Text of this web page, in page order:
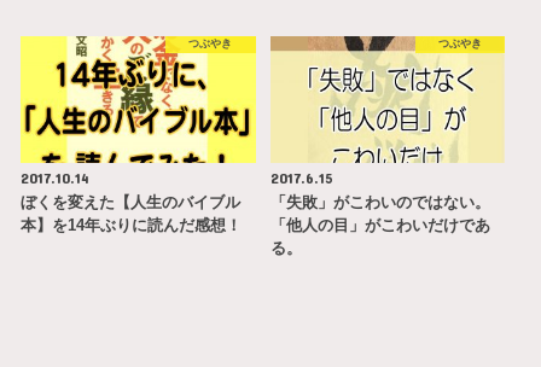
つぶやき
2017.10.14
ぼくを変えた【人生のバイブル
本】を14年ぶりに読んだ感想！
つぶやき
2017.6.15
「失敗」がこわいのではない。
「他人の目」がこわいだけであ
る。